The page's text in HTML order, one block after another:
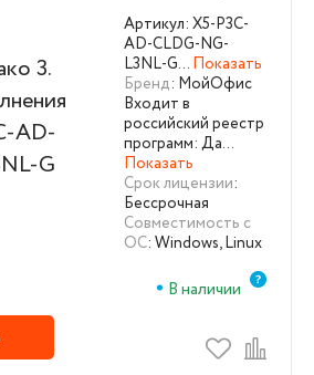
исполнения ГОСТ.
X5-P3C-AD-CLDG-
NG-L3NL-G
Артикул: X5-P3C-
AD-CLDG-NG-
L3NL-G… Показать
Бренд: МойОфис
Входит в
российский реестр
программ: Да…
Показать
Срок лицензии:
Бессрочная
Совместимость с
ОС: Windows, Linux
В наличии